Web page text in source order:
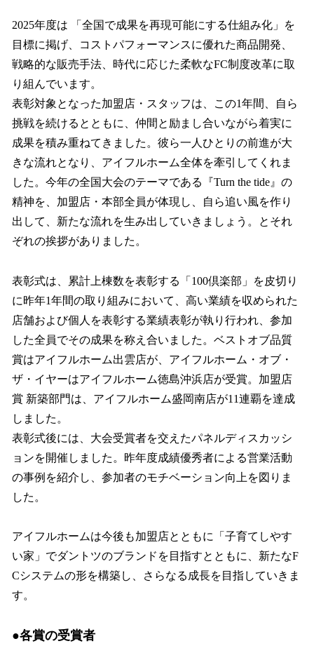
2025年度は 「全国で成果を再現可能にする仕組み化」を
目標に掲げ、コストパフォーマンスに優れた商品開発、
戦略的な販売手法、時代に応じた柔軟なFC制度改革に取
り組んでいます。
表彰対象となった加盟店・スタッフは、この1年間、自ら
挑戦を続けるとともに、仲間と励まし合いながら着実に
成果を積み重ねてきました。彼ら一人ひとりの前進が大
きな流れとなり、アイフルホーム全体を牽引してくれま
した。今年の全国大会のテーマである『Turn the tide』の
精神を、加盟店・本部全員が体現し、自ら追い風を作り
出して、新たな流れを生み出していきましょう。とそれ
ぞれの挨拶がありました。
表彰式は、累計上棟数を表彰する「100倶楽部」を皮切り
に昨年1年間の取り組みにおいて、高い業績を収められた
店舗および個人を表彰する業績表彰が執り行われ、参加
した全員でその成果を称え合いました。ベストオブ品質
賞はアイフルホーム出雲店が、アイフルホーム・オブ・
ザ・イヤーはアイフルホーム徳島沖浜店が受賞。加盟店
賞 新築部門は、アイフルホーム盛岡南店が11連覇を達成
しました。
表彰式後には、大会受賞者を交えたパネルディスカッシ
ョンを開催しました。昨年度成績優秀者による営業活動
の事例を紹介し、参加者のモチベーション向上を図りま
した。
アイフルホームは今後も加盟店とともに「子育てしやす
い家」でダントツのブランドを目指すとともに、新たなF
Cシステムの形を構築し、さらなる成長を目指していきま
す。
●各賞の受賞者